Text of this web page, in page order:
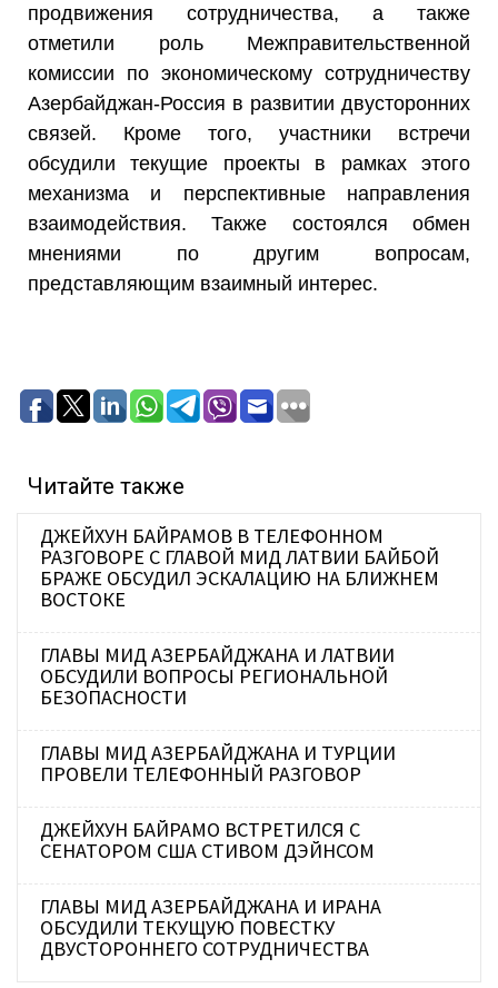
продвижения сотрудничества, а также
отметили роль Межправительственной
комиссии по экономическому сотрудничеству
Азербайджан-Россия в развитии двусторонних
связей. Кроме того, участники встречи
обсудили текущие проекты в рамках этого
механизма и перспективные направления
взаимодействия. Также состоялся обмен
мнениями по другим вопросам,
представляющим взаимный интерес.
Читайте также
ДЖЕЙХУН БАЙРАМОВ В ТЕЛЕФОННОМ
РАЗГОВОРЕ С ГЛАВОЙ МИД ЛАТВИИ БАЙБОЙ
БРАЖЕ ОБСУДИЛ ЭСКАЛАЦИЮ НА БЛИЖНЕМ
ВОСТОКЕ
ГЛАВЫ МИД АЗЕРБАЙДЖАНА И ЛАТВИИ
ОБСУДИЛИ ВОПРОСЫ РЕГИОНАЛЬНОЙ
БЕЗОПАСНОСТИ
ГЛАВЫ МИД АЗЕРБАЙДЖАНА И ТУРЦИИ
ПРОВЕЛИ ТЕЛЕФОННЫЙ РАЗГОВОР
ДЖЕЙХУН БАЙРАМО ВСТРЕТИЛСЯ С
СЕНАТОРОМ США СТИВОМ ДЭЙНСОМ
ГЛАВЫ МИД АЗЕРБАЙДЖАНА И ИРАНА
ОБСУДИЛИ ТЕКУЩУЮ ПОВЕСТКУ
ДВУСТОРОННЕГО СОТРУДНИЧЕСТВА